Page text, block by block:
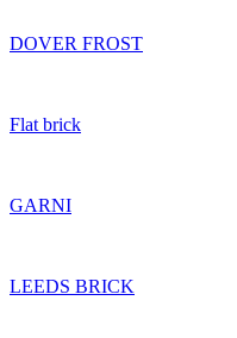
DOVER FROST
Flat brick
GARNI
LEEDS BRICK